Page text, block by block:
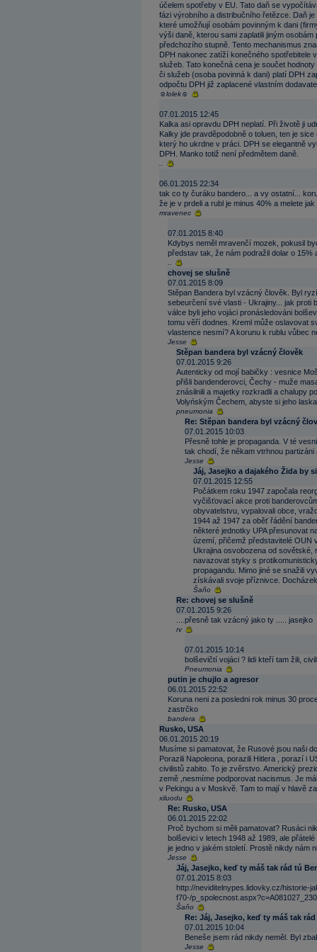
účelem spotřeby v EU. Tato daň se
fázi výrobního a distribučního řetězce. Daň
které umožňují osobám povinným k dani
výši daně, kterou sami zaplatili jiným
předchozího stupně. Tento mechanismus
DPH nakonec zatíží konečného spotřebitele
služeb. Tato konečná cena je součet
či služeb (osoba povinná k dani) platí DPH
odpočtu DPH již zaplacené vlastním
☺lolek☺
07.01.2015 12:45
Kalka asi opravdu DPH neplatí. Při životě ji
Kalky jde pravděpodobně o toluen, ten je
který ho ukrdne v práci. DPH se elegantně
DPH. Manko totiž není předmětem daně.
06.01.2015 22:34
tak co ty čuráku bandero... a vy ostatní...
že je v prdeli a rubl je minus 40% a melete
mravenec
07.01.2015 8:40
Kdybys neměl mravenčí mozek, pokusil
představ tak, že nám podražil dolar o 15%
chovej se slušně
07.01.2015 8:09
Stěpan Bandera byl vzácný člověk. Byl
sebeurčení své vlasti - Ukrajiny... jak proti
válce byli jeho vojáci pronásledováni
tomu věří dodnes. Kreml může oslavovat
vlastence nesmí? A korunu k rublu vůbec
Jesse
Stěpan bandera byl vzácný člověk
07.01.2015 9:26
Autenticky od mojí babičky : vesnice
přišli bandenderovci, Čechy - muže
znásilnili a majetky rozkradli a chalupy
Volyńským Čechem, abyste si jeho
pneumonia
Re: Stěpan bandera byl vzácný
07.01.2015 10:03
Přesně tohle je propaganda. V té
tak chodí, že někam vtrhnou
Jesse
Jáj, Jasejko a dajakého Žida by
07.01.2015 12:55
Počátkem roku 1947 započala
vyčišťovací akce proti
obyvatelstvu, vypalovali obce,
1944 až 1947 za oběť řádění
některé jednotky UPA přesunovat
území, přičemž představitelé OUN
Ukrajina osvobozena od sovětské,
navazovat styky s
propagandu. Mimo jiné se snažili
získávali svoje příznivce.
Šaňo
Re: chovej se slušně
07.01.2015 9:26
....přesně tak vzácný jako ty ..... jasejko
rv
07.01.2015 10:14
bolševičtí vojáci ? lidi kteří tam žili,
Pneumonia
putin je chujlo a agresor
06.01.2015 22:52
Koruna neni za posledni rok minus 30
zastrčko
bandera
Rusko, USA
06.01.2015 20:19
Musíme si pamatovat, že Rusové jsou naši
Porazili Napoleona, porazili Hitlera , porazí i
civilistů zabito. To je zvěrstvo. Americký
země ,nesmíme podporovat nacismus. Je
v Pekingu a v Moskvě. Tam to mají v hlavě
xiluodu
Re: Rusko, USA
06.01.2015 22:02
Proč bychom si měli pamatovat? Rusáci
bolševici v letech 1948 až 1989, ale
je jedno v jakém století. Prostě nikdy nám
Jesse
Jáj, Jasejko, keď ty máš tak rád tú
07.01.2015 8:03
http://neviditelnypes.lidovky.cz/historie-
f70-/
Šaňo
Re: Jáj, Jasejko, keď ty máš tak
07.01.2015 10:04
Beneše jsem rád nikdy neměl. Byl
Jesse